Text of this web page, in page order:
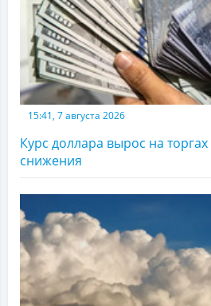
15:41, 7 августа 2026
Курс доллара вырос на торгах
снижения